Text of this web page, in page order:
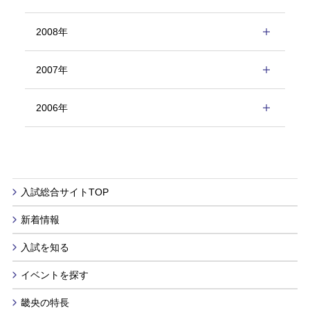
2008年
2007年
2006年
入試総合サイトTOP
新着情報
入試を知る
イベントを探す
畿央の特長